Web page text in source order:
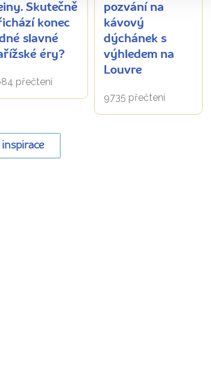
Skutečně
konec
slavné
éry?
přečtení
pozvání na
kávový
dýchánek s
výhledem na
Louvre
9735 přečtení
inspirace